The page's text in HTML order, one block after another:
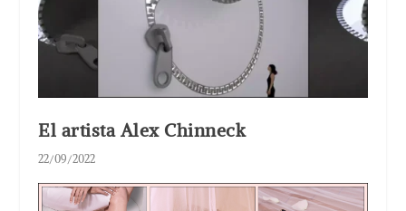
El artista Alex Chinneck
22/09/2022